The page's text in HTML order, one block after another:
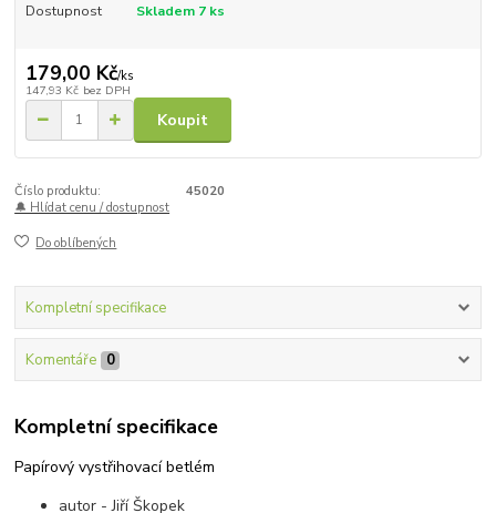
Dostupnost Skladem 7 ks
179,00 Kč/ks
147,93 Kč bez DPH
Koupit
Číslo produktu:
45020
🔔 Hlídat cenu / dostupnost
Do oblíbených
Kompletní specifikace
Komentáře 0
Kompletní specifikace
Papírový vystřihovací betlém
autor - Jiří Škopek